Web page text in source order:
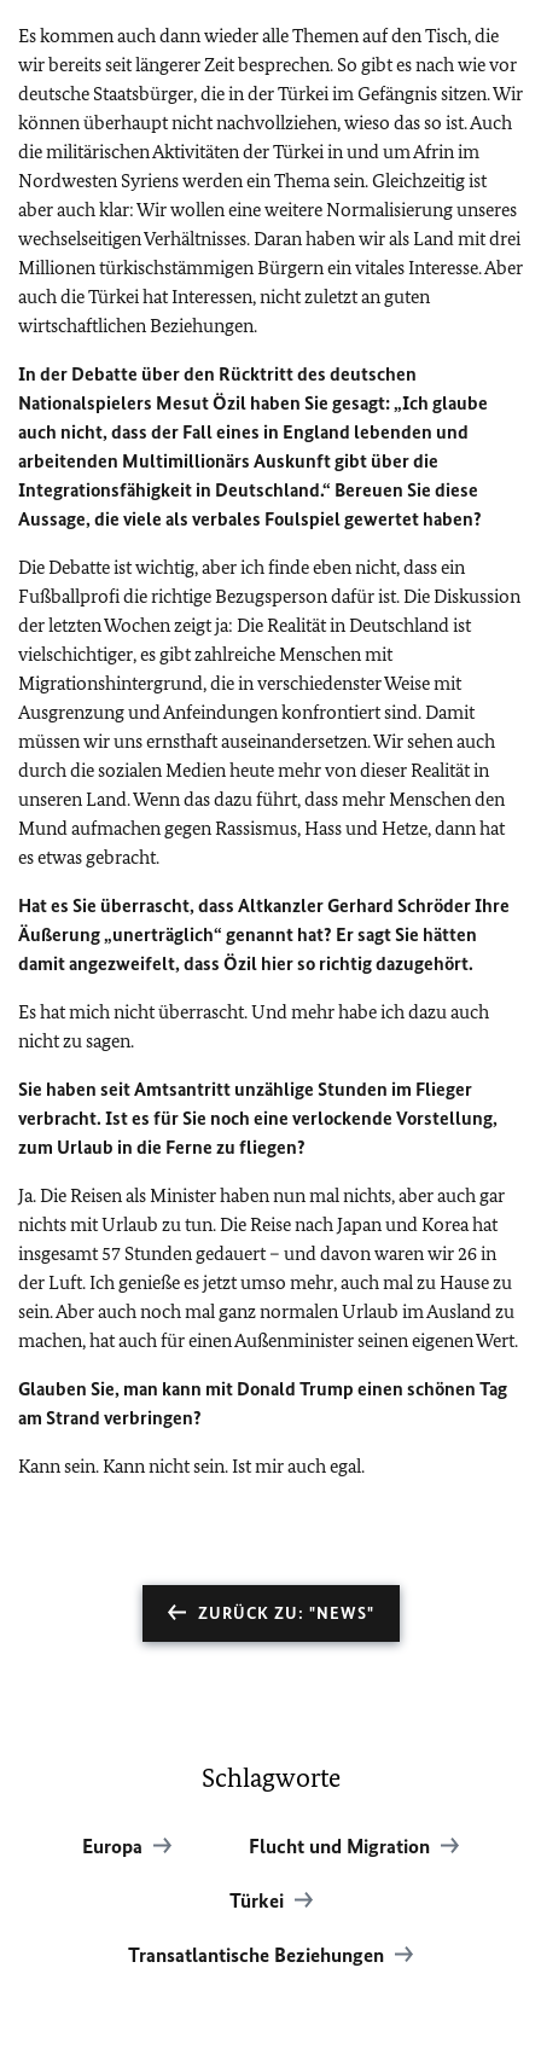
Es kommen auch dann wieder alle Themen auf den Tisch, die
wir bereits seit längerer Zeit besprechen. So gibt es nach wie vor
deutsche Staatsbürger, die in der Türkei im Gefängnis sitzen. Wir
können überhaupt nicht nachvollziehen, wieso das so ist. Auch
die militärischen Aktivitäten der Türkei in und um Afrin im
Nordwesten Syriens werden ein Thema sein. Gleichzeitig ist
aber auch klar: Wir wollen eine weitere Normalisierung unseres
wechselseitigen Verhältnisses. Daran haben wir als Land mit drei
Millionen türkischstämmigen Bürgern ein vitales Interesse. Aber
auch die Türkei hat Interessen, nicht zuletzt an guten
wirtschaftlichen Beziehungen.
In der Debatte über den Rücktritt des deutschen
Nationalspielers Mesut Özil haben Sie gesagt: „Ich glaube
auch nicht, dass der Fall eines in England lebenden und
arbeitenden Multimillionärs Auskunft gibt über die
Integrationsfähigkeit in Deutschland.“ Bereuen Sie diese
Aussage, die viele als verbales Foulspiel gewertet haben?
Die Debatte ist wichtig, aber ich finde eben nicht, dass ein
Fußballprofi die richtige Bezugsperson dafür ist. Die Diskussion
der letzten Wochen zeigt ja: Die Realität in Deutschland ist
vielschichtiger, es gibt zahlreiche Menschen mit
Migrationshintergrund, die in verschiedenster Weise mit
Ausgrenzung und Anfeindungen konfrontiert sind. Damit
müssen wir uns ernsthaft auseinandersetzen. Wir sehen auch
durch die sozialen Medien heute mehr von dieser Realität in
unseren Land. Wenn das dazu führt, dass mehr Menschen den
Mund aufmachen gegen Rassismus, Hass und Hetze, dann hat
es etwas gebracht.
Hat es Sie überrascht, dass Altkanzler Gerhard Schröder Ihre
Äußerung „unerträglich“ genannt hat? Er sagt Sie hätten
damit angezweifelt, dass Özil hier so richtig dazugehört.
Es hat mich nicht überrascht. Und mehr habe ich dazu auch
nicht zu sagen.
Sie haben seit Amtsantritt unzählige Stunden im Flieger
verbracht. Ist es für Sie noch eine verlockende Vorstellung,
zum Urlaub in die Ferne zu fliegen?
Ja. Die Reisen als Minister haben nun mal nichts, aber auch gar
nichts mit Urlaub zu tun. Die Reise nach Japan und Korea hat
insgesamt 57 Stunden gedauert – und davon waren wir 26 in
der Luft. Ich genieße es jetzt umso mehr, auch mal zu Hause zu
sein. Aber auch noch mal ganz normalen Urlaub im Ausland zu
machen, hat auch für einen Außenminister seinen eigenen Wert.
Glauben Sie, man kann mit Donald Trump einen schönen Tag
am Strand verbringen?
Kann sein. Kann nicht sein. Ist mir auch egal.
ZURÜCK ZU: "NEWS"
Schlagworte
Europa Flucht und Migration
Türkei
Transatlantische Beziehungen